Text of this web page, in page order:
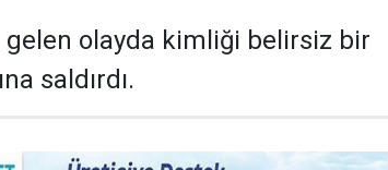
gelen olayda kimliği belirsiz bir
saldırdı.